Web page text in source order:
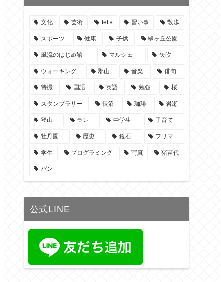
文化 芸術 tette 習い事 散歩
スポーツ 健康 子供 翠ヶ丘公園
風流のはじめ館 マルシェ 矢吹
ウォーキング 郡山 音楽 俳句
特撮 国語 英語 勉強 桜
スタンプラリー 長沼 珈琲 岩瀬
登山 ラン 中学生 子育て
牡丹園 歴史 鏡石 フリマ
学生 プログラミング 写真 猪苗代
パン
公式LINE